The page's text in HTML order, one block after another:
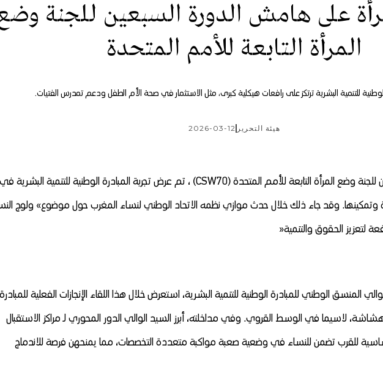
على هامش الدورة السبعين للجنة
المرأة التابعة للأمم المتحدة
الوطنية للتنمية البشرية ترتكز على رافعات هيكلية كبرى، مثل الاستثمار في صحة الأم الطفل ودعم تمدرس الفتيات.
هيئة التحرير 2026-03-12
على هامش الدورة السبعين للجنة وضع المرأة التابعة للأمم المتحدة (CSW70) ، تم عرض تجربة المبادرة الوطنية للتنمية البشرية في
وتمكينها. وقد جاء ذلك خلال حدث موازي نظمه الاتحاد الوطني لنساء المغرب حول موضوع» ولوج
لتعزيز الحقوق والتنمية«
المنسق الوطني للمبادرة الوطنية للتنمية البشرية، استعرض خلال هذا اللقاء الإنجازات الفعلية للمبادرة
لاسيما في الوسط القروي. وفي مداخلته، أبرز السيد الوالي الدور المحوري لـ مراكز الاستقبال
أساسية للقرب تضمن للنساء في وضعية صعبة مواكبة متعددة التخصصات، مما يمنحهن فرصة للاندماج